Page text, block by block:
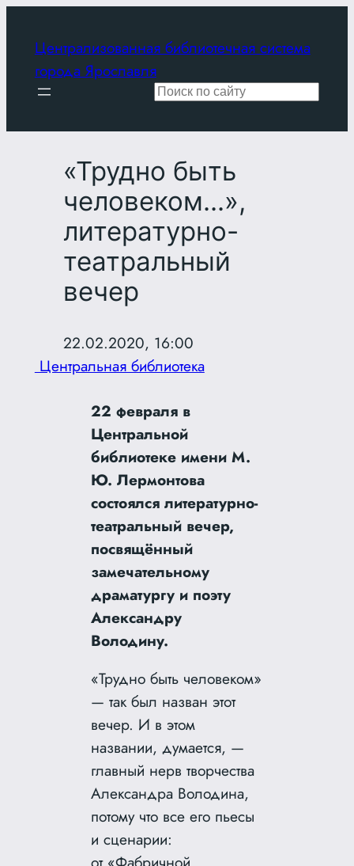
содержимому
Централизованная библиотечная система
города Ярославля
Поиск
«Трудно быть
человеком…»,
литературно-
театральный
вечер
22.02.2020, 16:00
Центральная библиотека
22 февраля в
Центральной
библиотеке имени М.
Ю. Лермонтова
состоялся литературно-
театральный вечер,
посвящённый
замечательному
драматургу и поэту
Александру
Володину.
«Трудно быть человеком»
— так был назван этот
вечер. И в этом
названии, думается, —
главный нерв творчества
Александра Володина,
потому что все его пьесы
и сценарии: